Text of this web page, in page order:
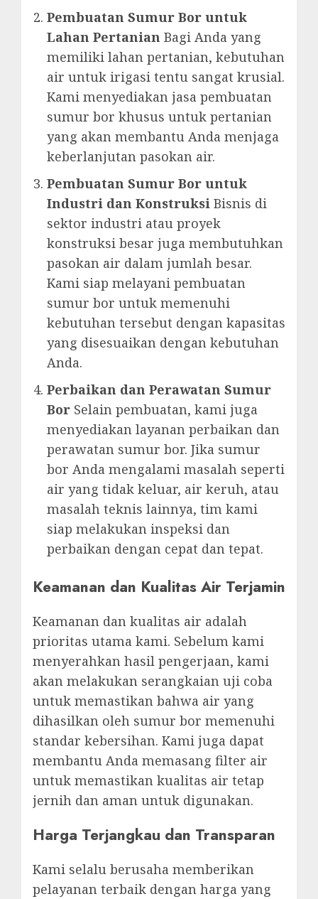
Pembuatan Sumur Bor untuk
Lahan Pertanian Bagi Anda yang
memiliki lahan pertanian, kebutuhan
air untuk irigasi tentu sangat krusial.
Kami menyediakan jasa pembuatan
sumur bor khusus untuk pertanian
yang akan membantu Anda menjaga
keberlanjutan pasokan air.
Pembuatan Sumur Bor untuk
Industri dan Konstruksi Bisnis di
sektor industri atau proyek
konstruksi besar juga membutuhkan
pasokan air dalam jumlah besar.
Kami siap melayani pembuatan
sumur bor untuk memenuhi
kebutuhan tersebut dengan kapasitas
yang disesuaikan dengan kebutuhan
Anda.
Perbaikan dan Perawatan Sumur
Bor Selain pembuatan, kami juga
menyediakan layanan perbaikan dan
perawatan sumur bor. Jika sumur
bor Anda mengalami masalah seperti
air yang tidak keluar, air keruh, atau
masalah teknis lainnya, tim kami
siap melakukan inspeksi dan
perbaikan dengan cepat dan tepat.
Keamanan dan Kualitas Air Terjamin
Keamanan dan kualitas air adalah
prioritas utama kami. Sebelum kami
menyerahkan hasil pengerjaan, kami
akan melakukan serangkaian uji coba
untuk memastikan bahwa air yang
dihasilkan oleh sumur bor memenuhi
standar kebersihan. Kami juga dapat
membantu Anda memasang filter air
untuk memastikan kualitas air tetap
jernih dan aman untuk digunakan.
Harga Terjangkau dan Transparan
Kami selalu berusaha memberikan
pelayanan terbaik dengan harga yang